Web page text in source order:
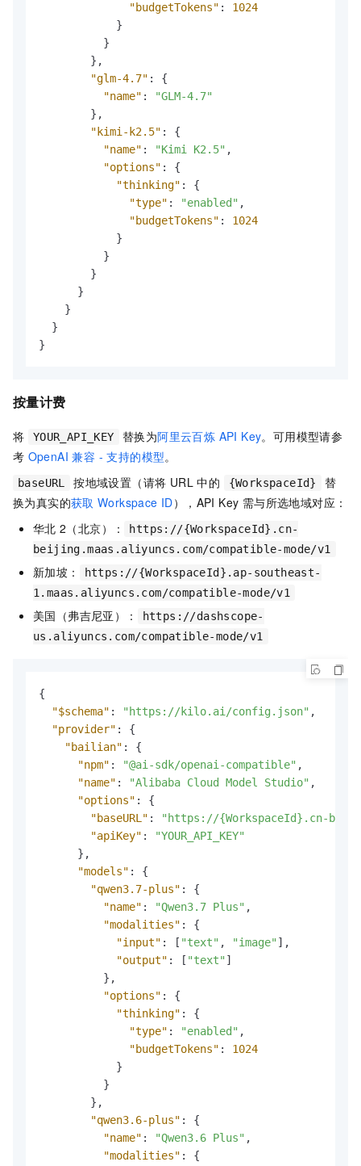
"budgetTokens" :
1024
}
}
} ,
"glm-4.7" :
{
"name" :
"GLM-4.7"
} ,
"kimi-k2.5" :
{
"name" : "Kimi K2.5" ,
"options" :
{
"thinking" :
{
"type" : "enabled" ,
"budgetTokens" :
1024
}
}
}
}
}
}
}
按量计费
将 YOUR_API_KEY 替换为阿里云百炼 API Key。可用模型请参
考 OpenAI 兼容 - 支持的模型。
baseURL 按地域设置（请将 URL 中的 {WorkspaceId}
替
换为真实的获取 Workspace ID），API Key 需与所选地域对应：
华北 2（北京）：
https://{WorkspaceId}.cn-
beijing.maas.aliyuncs.com/compatible-mode/v1
新加坡：
https://{WorkspaceId}.ap-southeast-
1.maas.aliyuncs.com/compatible-mode/v1
美国（弗吉尼亚）：
https://dashscope-
us.aliyuncs.com/compatible-mode/v1
{
"$schema" : "https://kilo.ai/config.json" ,
"provider" :
{
"bailian" :
{
"npm" : "@ai-sdk/openai-compatible" ,
"name" : "Alibaba Cloud Model Studio" ,
"options" :
{
"baseURL" :
"https://{WorkspaceId}.cn-
"apiKey" :
"YOUR_API_KEY"
} ,
"models" :
{
"qwen3.7-plus" :
{
"name" : "Qwen3.7 Plus" ,
"modalities" :
{
"input" : [ "text" , "image" ] ,
"output" : [ "text" ]
} ,
"options" :
{
"thinking" :
{
"type" : "enabled" ,
"budgetTokens" :
1024
}
}
} ,
"qwen3.6-plus" :
{
"name" : "Qwen3.6 Plus" ,
"modalities" :
{